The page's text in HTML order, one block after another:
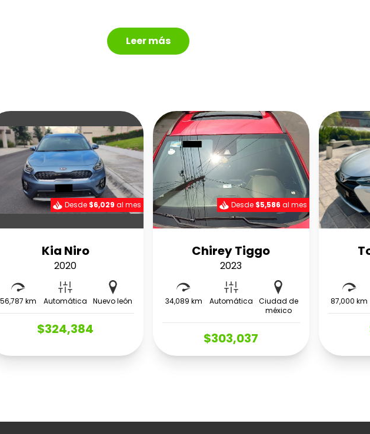
Leer más
Desde $6,029 al mes
Kia Niro
2020
56,787 km Automática Nuevo león
$324,384
Desde $5,586 al mes
Chirey Tiggo
2023
34,089 km Automática
Ciudad de
méxico
$303,037
87,000 km